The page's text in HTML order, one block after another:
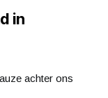
in
achter ons